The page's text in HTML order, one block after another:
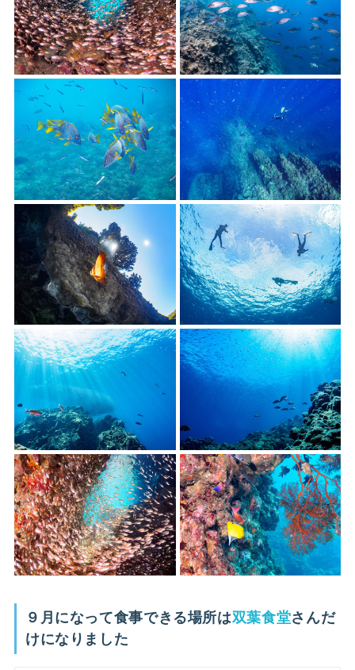
９月になって食事できる場所は双葉食堂さんだ
けになりました